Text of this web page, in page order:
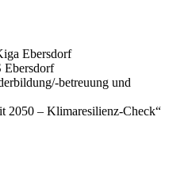
Ebersdorf
Ebersdorf
betreuung und
2050 – Klimaresilienz‐Check“